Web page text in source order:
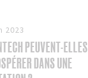
2023
PEUVENT-ELLES
DANS UNE